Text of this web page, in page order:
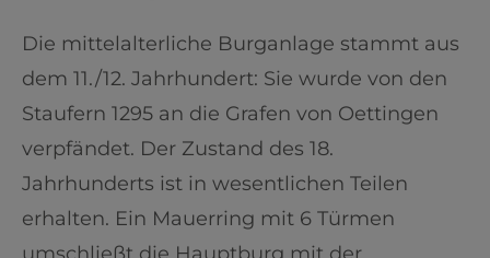
Die mittelalterliche Burganlage stammt aus
dem 11./12. Jahrhundert: Sie wurde von den
Staufern 1295 an die Grafen von Oettingen
verpfändet. Der Zustand des 18.
Jahrhunderts ist in wesentlichen Teilen
erhalten. Ein Mauerring mit 6 Türmen